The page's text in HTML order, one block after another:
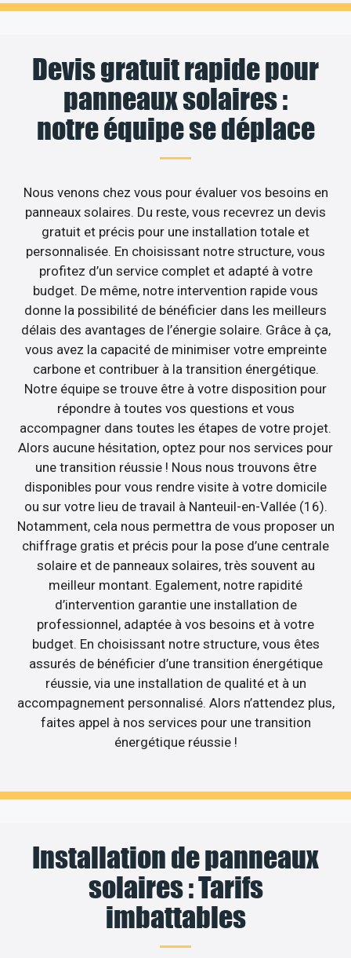
Devis gratuit rapide pour
panneaux solaires :
notre équipe se déplace
Nous venons chez vous pour évaluer vos besoins en
panneaux solaires. Du reste, vous recevrez un devis
gratuit et précis pour une installation totale et
personnalisée. En choisissant notre structure, vous
profitez d’un service complet et adapté à votre
budget. De même, notre intervention rapide vous
donne la possibilité de bénéficier dans les meilleurs
délais des avantages de l’énergie solaire. Grâce à ça,
vous avez la capacité de minimiser votre empreinte
carbone et contribuer à la transition énergétique.
Notre équipe se trouve être à votre disposition pour
répondre à toutes vos questions et vous
accompagner dans toutes les étapes de votre projet.
Alors aucune hésitation, optez pour nos services pour
une transition réussie ! Nous nous trouvons être
disponibles pour vous rendre visite à votre domicile
ou sur votre lieu de travail à Nanteuil-en-Vallée (16).
Notamment, cela nous permettra de vous proposer un
chiffrage gratis et précis pour la pose d’une centrale
solaire et de panneaux solaires, très souvent au
meilleur montant. Egalement, notre rapidité
d’intervention garantie une installation de
professionnel, adaptée à vos besoins et à votre
budget. En choisissant notre structure, vous êtes
assurés de bénéficier d’une transition énergétique
réussie, via une installation de qualité et à un
accompagnement personnalisé. Alors n’attendez plus,
faites appel à nos services pour une transition
énergétique réussie !
Installation de panneaux
solaires : Tarifs
imbattables